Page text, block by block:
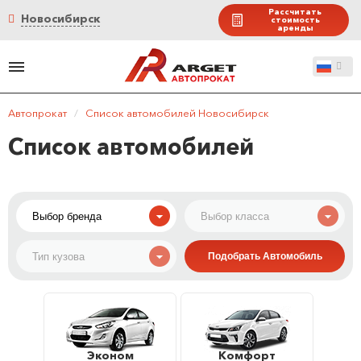
Новосибирск Рассчитать
стоимость
аренды
Автопрокат / Список автомобилей Новосибирск
Список автомобилей
Эконом Комфорт